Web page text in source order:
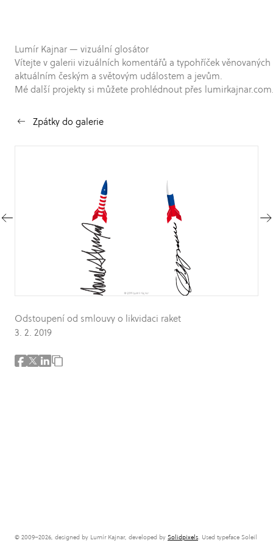
Lumír Kajnar — vizuální glosátor
Vítejte v galerii vizuálních komentářů a typohříček věnovaných
aktuálním českým a světovým událostem a jevům.
Mé další projekty si můžete prohlédnout přes
Zpátky do galerie
Odstoupení od smlouvy o likvidaci raket
3. 2. 2019
© 2009–2026, designed by Lumír Kajnar, developed by Solidpixels. Used typeface Soleil